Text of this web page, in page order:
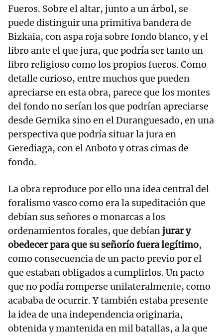
Fueros. Sobre el altar, junto a un árbol, se
puede distinguir una primitiva bandera de
Bizkaia, con aspa roja sobre fondo blanco, y el
libro ante el que jura, que podría ser tanto un
libro religioso como los propios fueros. Como
detalle curioso, entre muchos que pueden
apreciarse en esta obra, parece que los montes
del fondo no serían los que podrían apreciarse
desde Gernika sino en el Duranguesado, en una
perspectiva que podría situar la jura en
Gerediaga, con el Anboto y otras cimas de
fondo.
La obra reproduce por ello una idea central del
foralismo vasco como era la supeditación que
debían sus señores o monarcas a los
ordenamientos forales, que debíanjurar y
obedecer para que su señorío fuera legítimo,
como consecuencia de un pacto previo por el
que estaban obligados a cumplirlos. Un pacto
que no podía romperse unilateralmente, como
acababa de ocurrir. Y también estaba presente
la idea de una independencia originaria,
obtenida y mantenida en mil batallas, a la que